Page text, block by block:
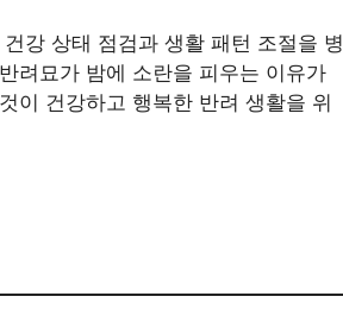
강 상태 점검과 생활 패턴 조절을 병
려묘가 밤에 소란을 피우는 이유가
이 건강하고 행복한 반려 생활을 위